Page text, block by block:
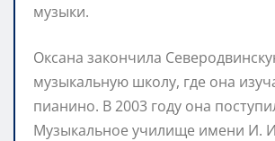
музыки.
Оксана закончила
музыкальную школу, где она
пианино. В 2003 году она
Музыкальное училище имени И.